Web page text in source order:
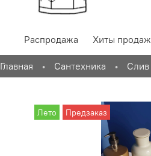
Распродажа Хиты продаж
Главная Сантехника Слив
Лето Предзаказ